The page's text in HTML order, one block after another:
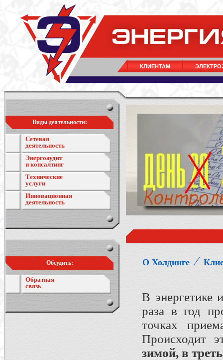
КЛИЕНТАМ
Виды деятельности:
Сетевая
деятельность
Энергоаудит
и консалтинг
Технические
услуги
Инновационная
деятельность
Обсудить:
Обратная
связь
О Холдинге ⁄
В энергетике
раза в год
точках
Происходит
зимой, в